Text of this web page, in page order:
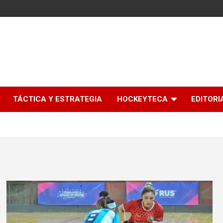
TÁCTICA Y ESTRATEGIA HOCKEYTECA